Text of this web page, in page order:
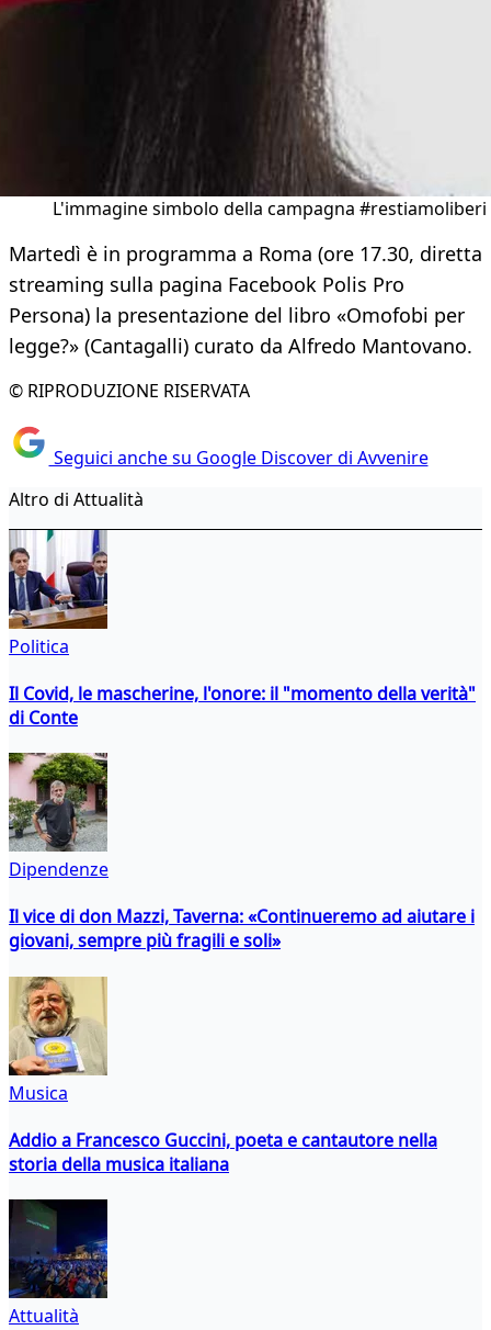
L'immagine simbolo della campagna #restiamoliberi
Martedì è in programma a Roma (ore 17.30, diretta
streaming sulla pagina Facebook Polis Pro
Persona) la presentazione del libro «Omofobi per
legge?» (Cantagalli) curato da Alfredo Mantovano.
© RIPRODUZIONE RISERVATA
Seguici anche su Google Discover di Avvenire
Altro di Attualità
Politica
Il Covid, le mascherine, l'onore: il "momento della verità"
di Conte
Dipendenze
Il vice di don Mazzi, Taverna: «Continueremo ad aiutare i
giovani, sempre più fragili e soli»
Musica
Addio a Francesco Guccini, poeta e cantautore nella
storia della musica italiana
Attualità